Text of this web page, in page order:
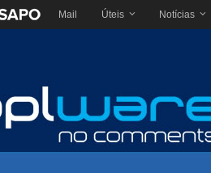
Mail Úteis Notícias